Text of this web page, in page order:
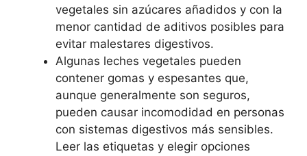
vegetales sin azúcares añadidos y con la
menor cantidad de aditivos posibles para
evitar malestares digestivos.
Algunas leches vegetales pueden
contener gomas y espesantes que,
aunque generalmente son seguros,
pueden causar incomodidad en personas
con sistemas digestivos más sensibles.
Leer las etiquetas y elegir opciones